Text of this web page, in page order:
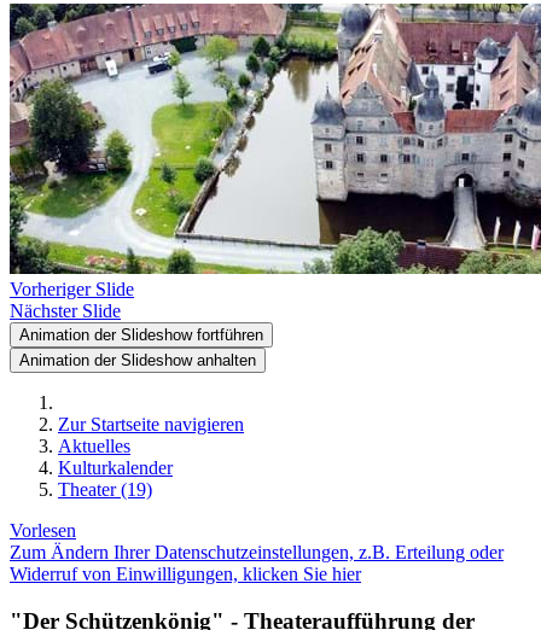
Vorheriger Slide
Nächster Slide
Animation der Slideshow fortführen
Animation der Slideshow anhalten
Zur Startseite navigieren
Aktuelles
Kulturkalender
Theater (19)
Vorlesen
Zum Ändern Ihrer Datenschutzeinstellungen, z.B. Erteilung oder
Widerruf von Einwilligungen, klicken Sie hier
"Der Schützenkönig" - Theateraufführung der